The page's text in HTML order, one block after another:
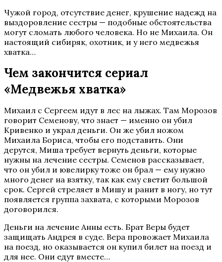
Чужой город, отсутствие денег, крушение надежд на
выздоровление сестры — подобные обстоятельства
могут сломать любого человека. Но не Михаила. Он
настоящий сибиряк, охотник, и у него медвежья
хватка…
Чем закончится сериал
«Медвежья хватка»
Михаил с Сергеем идут в лес на лыжах. Там Морозов
говорит Семенову, что знает — именно он убил
Кривенко и украл деньги. Он же убил ножом
Михаила Бориса, чтобы его подставить. Они
дерутся, Миша требует вернуть деньги, которые
нужны на лечение сестры. Семенов рассказывает,
что он убил и ювелирку тоже он брал — ему нужно
много денег на взятку, так как ему светит большой
срок. Сергей стреляет в Мишу и ранит в ногу, но тут
появляется группа захвата, с которыми Морозов
договорился.
Деньги на лечение Анны есть. Брат Веры будет
защищать Андрея в суде. Вера провожает Михаила
на поезд, но оказывается он купил билет на поезд и
для нее. Они едут вместе…